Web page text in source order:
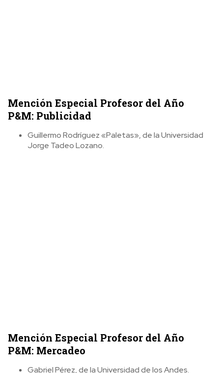
Mención Especial Profesor del Año
P&M: Publicidad
Guillermo Rodríguez «Paletas», de la Universidad
Jorge Tadeo Lozano.
Mención Especial Profesor del Año
P&M: Mercadeo
Gabriel Pérez, de la Universidad de los Andes.